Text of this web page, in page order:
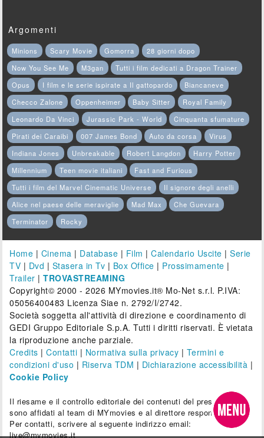
Argomenti
Minions Scary Movie Gomorra
28 giorni dopo
Now You See Me
M3gan
Tutti i film dedicati a Dragon Trainer
Opus
I film e le serie ispirate a Il gattopardo
Biancaneve
Checco Zalone
Oppenheimer Baby Sitter
Royal Family
Leonardo Da Vinci
Jurassic Park - World
Cinquanta sfumature
Pirati dei Caraibi
007 James Bond Auto da corsa
Virus
Indiana Jones
Unbreakable Robert Langdon
Harry Potter
Millennium
Teen movie italiani
Fast and Furious
Tutti i film del Marvel Cinematic Universe
Il signore degli anelli
Alice nel paese delle meraviglie
Mad Max
Che Guevara
Terminator
Rocky
Home | Cinema | Database | Film |Calendario Uscite |Serie
TV | Dvd | Stasera in Tv | Box Office | Prossimamente |
Trailer |TROVASTREAMING
Copyright© 2000 - 2026 MYmovies.it® Mo-Net s.r.l. P.IVA:
05056400483 Licenza Siae n. 2792/I/2742.
Società soggetta all'attività di direzione e coordinamento di
GEDI Gruppo Editoriale S.p.A. Tutti i diritti riservati. È vietata
la riproduzione anche parziale.
Credits |Contatti | Normativa sulla privacy | Termini e
condizioni d'uso | Riserva TDM | Dichiarazione accessibilità |
Cookie Policy
Il riesame e il controllo editoriale dei contenuti del presente sito
sono affidati al team di MYmovies e al direttore responsabile.
Per contatti, scrivere al seguente indirizzo email:
live@mymovies.it